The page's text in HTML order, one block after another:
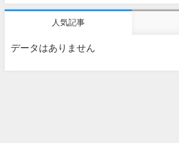
人気記事
データはありません